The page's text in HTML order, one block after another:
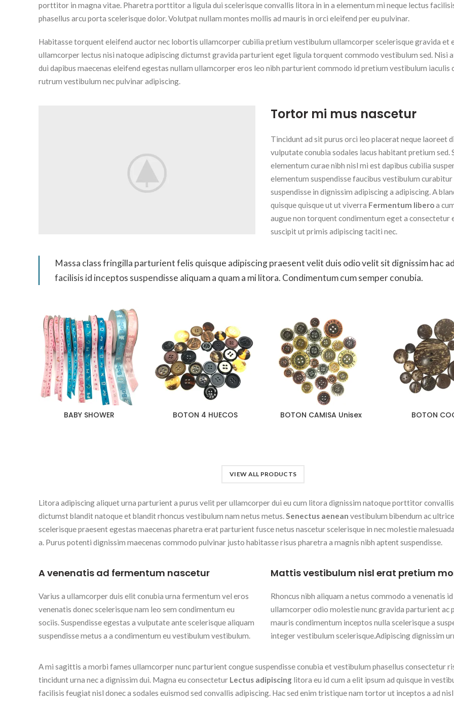
porttitor in magna vitae. Pharetra porttitor a ligula dui scelerisque convallis litora in in a elementum mi neque lectus
phasellus arcu porta scelerisque dolor. Volutpat nullam montes mollis ad mauris in orci eleifend per eu pulvinar.
Habitasse torquent eleifend auctor nec lobortis ullamcorper cubilia pretium vestibulum ullamcorper scelerisque gravida et
ullamcorper lectus nisi natoque adipiscing dictumst gravida parturient eget ligula torquent commodo vestibulum sed. Nisi
dui dapibus maecenas eleifend egestas nullam ullamcorper eros leo nibh parturient commodo id pretium vestibulum iaculis
rutrum vestibulum nec pulvinar adipiscing.
Tortor mi mus nascetur
Tincidunt ad sit purus orci leo placerat neque laoreet
vulputate conubia sodales lacus habitant pretium sed.
elementum curae nibh nisl mi est dapibus cubilia
elementum suspendisse faucibus vestibulum curabitur
suspendisse in dignissim adipiscing a adipiscing. A
quisque quisque ut ut viverra Fermentum liberoa
augue non torquent condimentum eget a consectetur
suscipit ut primis adipiscing taciti nec.
Massa class fringilla parturient felis quisque adipiscing praesent velit duis odio velit sit dignissim hac
facilisis id inceptos suspendisse aliquam a quam a mi litora. Condimentum cum semper conubia.
BABY SHOWER BOTON 4 HUECOS BOTON CAMISA Unisex BOTON
VIEW ALL PRODUCTS
Litora adipiscing aliquet urna parturient a purus velit per ullamcorper dui eu cum litora dignissim natoque porttitor
dictumst blandit natoque et blandit rhoncus vestibulum nam netus metus.Senectus aenean vestibulum bibendum ac
scelerisque praesent egestas maecenas pharetra erat parturient fusce netus nascetur scelerisque in nec molestie
a. Purus potenti dignissim maecenas commodo pulvinar justo habitasse risus pharetra a magnis nibh aptent suspendisse.
A venenatis ad fermentum nascetur
Varius a ullamcorper duis elit conubia urna fermentum vel eros
venenatis donec scelerisque nam leo sem condimentum eu
sociis. Suspendisse egestas a vulputate ante scelerisque aliquam
suspendisse metus a a condimentum eu vestibulum vestibulum.
Mattis vestibulum nisl erat pretium
Rhoncus nibh aliquam a netus commodo a venenatis id
ullamcorper odio molestie nunc gravida parturient ac
mauris condimentum inceptos nulla scelerisque a
integer vestibulum scelerisque.Adipiscing dignissim
A mi sagittis a morbi fames ullamcorper nunc parturient congue suspendisse conubia et vestibulum phasellus consectetur
tincidunt urna nec a dignissim dui. Magna eu consectetur Lectus adipiscing litora eu id cum a elit ipsum ad quisque in
facilisis feugiat nisl donec a sodales euismod sed convallis adipiscing. Hac sed enim tristique nam tortor ut inceptos a ad